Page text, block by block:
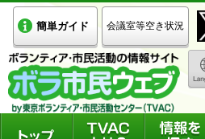
簡単ガイド 会議室等空き状況